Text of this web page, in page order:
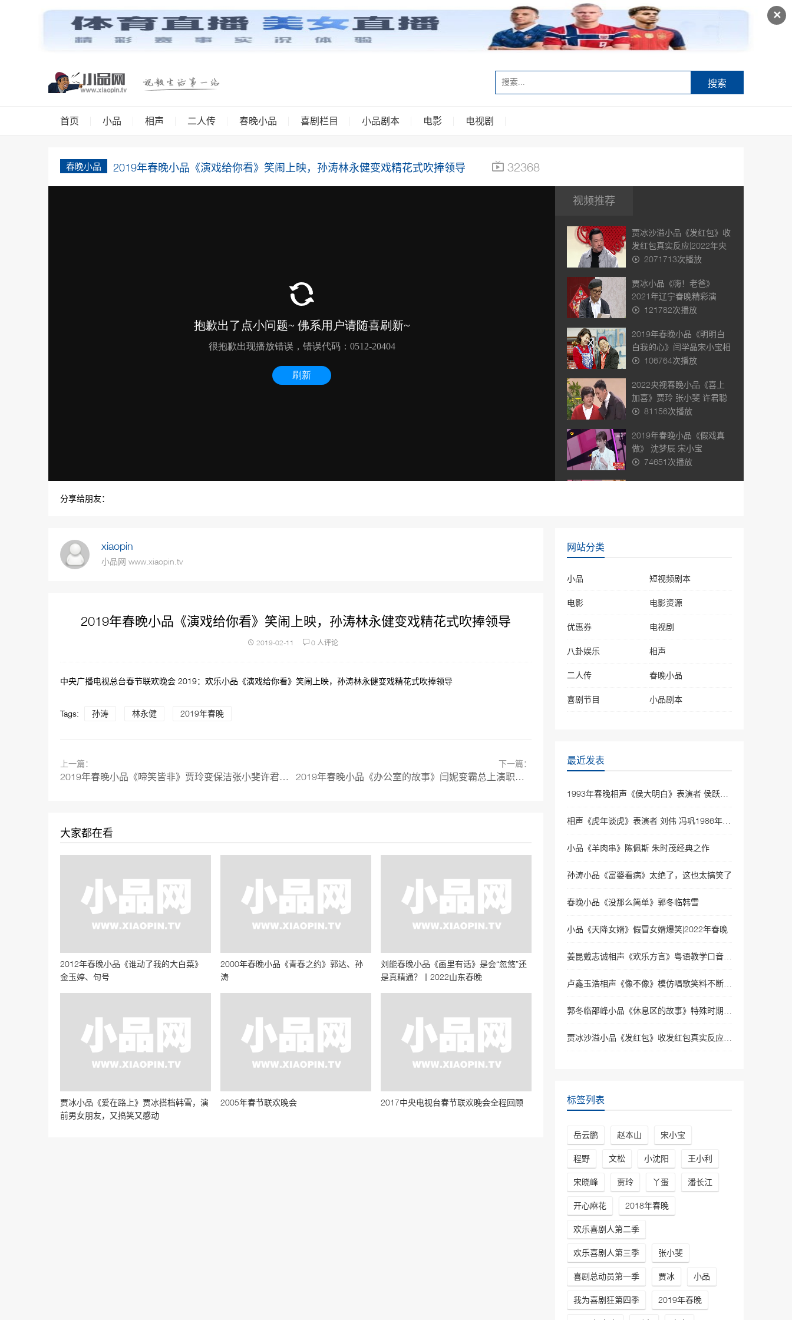
✕
搜索
首页 小品 相声 二人传 春晚小品 喜剧栏目 小品剧本 电影 电视剧
春晚小品 2019年春晚小品《演戏给你看》笑闹上映，孙涛林永健变戏精花式吹捧领导 32368
视频推荐
贾冰沙溢小品《发红包》收
发红包真实反应|2022年央
视春晚2071713次播放
贾冰小品《嗨！老爸》
2021年辽宁春晚精彩演
绎，笑爆全场
121782次播放
2019年春晚小品《明明白
白我的心》闫学晶宋小宝相
亲杨树林神助攻
106764次播放
2022央视春睌小品《喜上
加喜》贾玲 张小斐 许君聪
泰维81156次播放
2019年春晚小品《假戏真
做》 沈梦辰 宋小宝
74651次播放
记》全是笑点，超级搞笑
冬临韩雪
挞诚信缺失| 2022央视春晚
2019年春晚小品《“儿子”来
爆笑演绎老年防诈骗小品
40384次播放
丹
非》贾玲变保洁张小斐许君
赵本山、高秀敏、范伟
爆笑|2022年春晚
2016年春晚小品《吃面》
2019年春晚小品《演戏给
你看》笑闹上映，孙涛林永
健变戏精花式吹捧领导
32368次播放
2019年春晚小品《神秘
岛》郭冬临音乐创意暖心感
分享给朋友：
xiaopin
小品网 www.xiaopin.tv
2019年春晚小品《演戏给你看》笑闹上映，孙涛林永健变戏精花式吹捧领导
2019-02-11 0 人评论
中央广播电视总台春节联欢晚会 2019：欢乐小品《演戏给你看》笑闹上映，孙涛林永健变戏精花式吹捧领导
Tags: 孙涛 林永健 2019年春晚
上一篇：
2019年春晚小品《啼笑皆非》贾玲变保洁张小斐许君爆笑演绎
下一篇：
2019年春晚小品《办公室的故事》闫妮变霸总上演职员花式求婚老板
大家都在看
2012年春晚小品《谁动了我的大白菜》
金玉婷、句号
2000年春晚小品《青春之约》郭达、孙
涛
刘能春晚小品《画里有话》是会“忽悠”还
是真精通？丨2022山东春晚
贾冰小品《爱在路上》贾冰搭档韩雪，演
前男女朋友，又搞笑又感动
2005年春节联欢晚会 2017中央电视台春节联欢晚会全程回顾
网站分类
小品 短视频剧本
电影 电影资源
优惠券 电视剧
八卦娱乐 相声
二人传 春晚小品
喜剧节目 小品剧本
最近发表
小品《羊肉串》陈佩斯 朱时茂经典之作
孙涛小品《富婆看病》太绝了，这也太搞笑了
春晚小品《没那么简单》郭冬临韩雪
小品《天降女婿》假冒女婿爆笑|2022年春晚
标签列表
岳云鹏 赵本山 宋小宝
程野 文松 小沈阳 王小利
宋晓峰 贾玲 丫蛋 潘长江
开心麻花 2018年春晚
欢乐喜剧人第二季
欢乐喜剧人第三季 张小斐
喜剧总动员第一季 贾冰 小品
我为喜剧狂第四季 2019年春晚